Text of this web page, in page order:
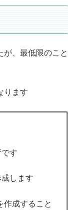
が、最低限のこと
ります
す
します
作成すること